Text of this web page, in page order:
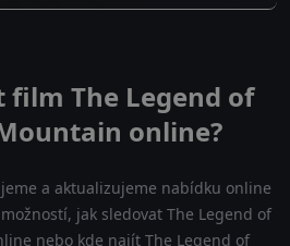
film The Legend of
online?
a aktualizujeme nabídku online
jak sledovat The Legend of
nebo kde najít The Legend of